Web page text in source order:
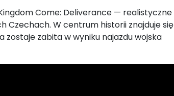
Come: Deliverance — realistyczne
Czechach. W centrum historii znajduje się
zostaje zabita w wyniku najazdu wojska